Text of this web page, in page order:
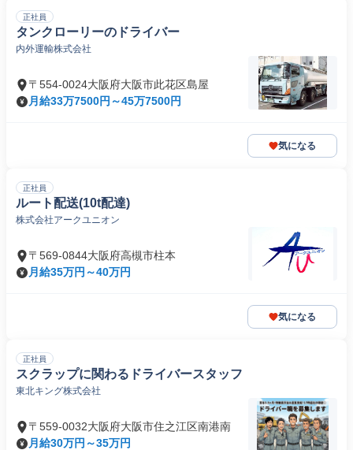
正社員
タンクローリーのドライバー
内外運輸株式会社
〒554-0024大阪府大阪市此花区島屋
月給33万7500円～45万7500円
気になる
正社員
ルート配送(10t配達)
株式会社アークユニオン
〒569-0844大阪府高槻市柱本
月給35万円～40万円
気になる
正社員
スクラップに関わるドライバースタッフ
東北キング株式会社
〒559-0032大阪府大阪市住之江区南港南
月給30万円～35万円